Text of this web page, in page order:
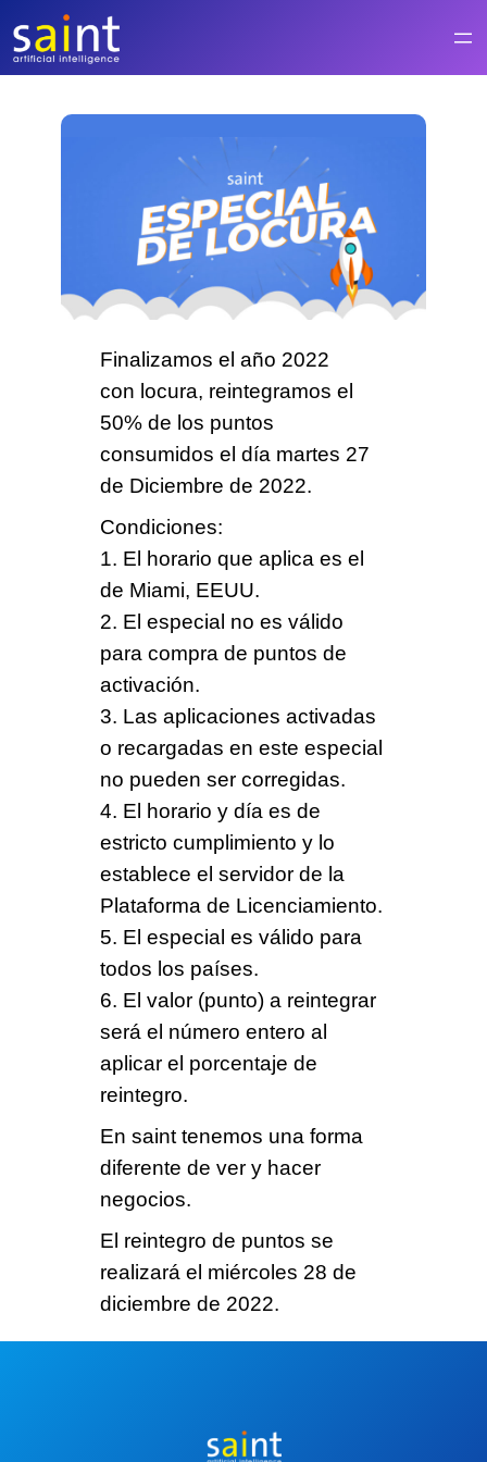
contenido
Finalizamos el año 2022
con locura, reintegramos el
50%de los puntos
consumidos el día martes 27
de Diciembre de 2022.
Condiciones:
1. El horario que aplica es el
de Miami, EEUU.
2. El especial no es válido
para compra de puntos de
activación.
3. Las aplicaciones activadas
o recargadas en este especial
no pueden ser corregidas.
4. El horario y día es de
estricto cumplimiento y lo
establece el servidor de la
Plataforma de Licenciamiento.
5. El especial es válido para
todos los países.
6. El valor (punto) a reintegrar
será el número entero al
aplicar el porcentaje de
reintegro.
En saint tenemos una forma
diferente de ver y hacer
negocios.
El reintegro de puntos se
realizará el miércoles 28 de
diciembre de 2022.